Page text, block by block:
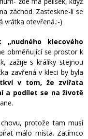
záchod. Zasteskne-li se
vrátka otevřená.:-)
klecového
obměňující se prostor k
zažije s králíky stejnou
zavřená v kleci by byla
tkví v tom, že zvířata
a podílet se na životě
protože tam musí
málo místa. Zatímco